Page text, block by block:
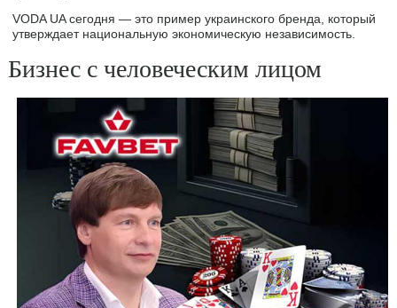
VODA UA сегодня — это пример украинского бренда, который
утверждает национальную экономическую независимость.
Бизнес с человеческим лицом